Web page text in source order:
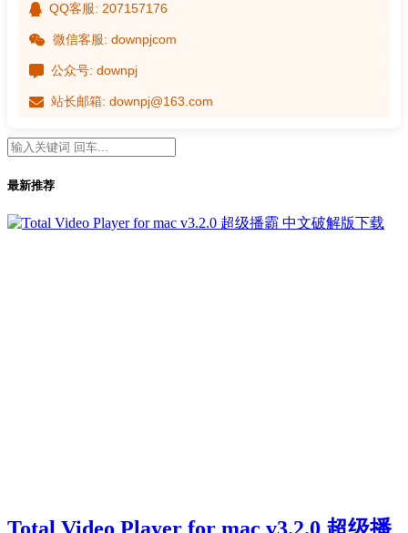
QQ客服: 207157176
微信客服: downpjcom
公众号: downpj
站长邮箱: downpj@163.com
最新推荐
Total Video Player for mac v3.2.0 超级播